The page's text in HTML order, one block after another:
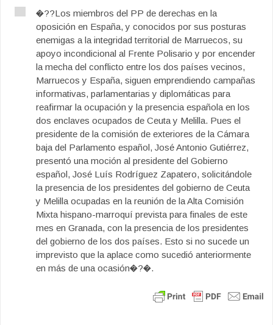
�??Los miembros del PP de derechas en la
oposición en España, y conocidos por sus posturas
enemigas a la integridad territorial de Marruecos, su
apoyo incondicional al Frente Polisario y por encender
la mecha del conflicto entre los dos países vecinos,
Marruecos y España, siguen emprendiendo campañas
informativas, parlamentarias y diplomáticas para
reafirmar la ocupación y la presencia española en los
dos enclaves ocupados de Ceuta y Melilla. Pues el
presidente de la comisión de exteriores de la Cámara
baja del Parlamento español, José Antonio Gutiérrez,
presentó una moción al presidente del Gobierno
español, José Luís Rodríguez Zapatero, solicitándole
la presencia de los presidentes del gobierno de Ceuta
y Melilla ocupadas en la reunión de la Alta Comisión
Mixta hispano-marroquí prevista para finales de este
mes en Granada, con la presencia de los presidentes
del gobierno de los dos países. Esto si no sucede un
imprevisto que la aplace como sucedió anteriormente
en más de una ocasión�?�.